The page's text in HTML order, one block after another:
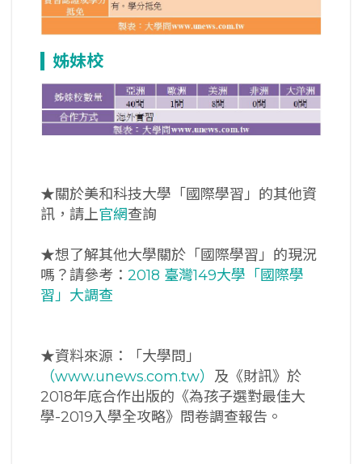
姊妹校
★關於美和科技大學「國際學習」的其他資
訊，請上官網查詢
★想了解其他大學關於「國際學習」的現況
嗎？請參考： 2018 臺灣149大學「國際學
習」大調查
★資料來源：「大學問」
（www.unews.com.tw） 及《財訊》於
2018年底合作出版的《為孩子選對最佳大
學-2019入學全攻略》問卷調查報告。